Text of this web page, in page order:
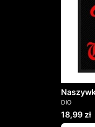
PRODUCENT
DIO
Cena
18,99 zł